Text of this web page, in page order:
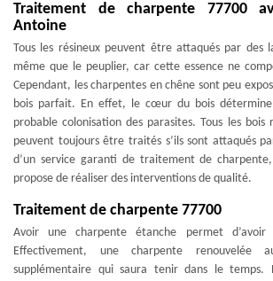
Traitement de charpente 77700
Antoine
Tous les résineux peuvent être attaqués par des
même que le peuplier, car cette essence ne
Cependant, les charpentes en chêne sont peu
bois parfait. En effet, le cœur du bois détermine
probable colonisation des parasites. Tous les bois
peuvent toujours être traités s’ils sont attaqués
d’un service garanti de traitement de
propose de réaliser des interventions de qualité.
Traitement de charpente 77700
Avoir une charpente étanche permet
Effectivement, une charpente renouvelée
supplémentaire qui saura tenir dans le